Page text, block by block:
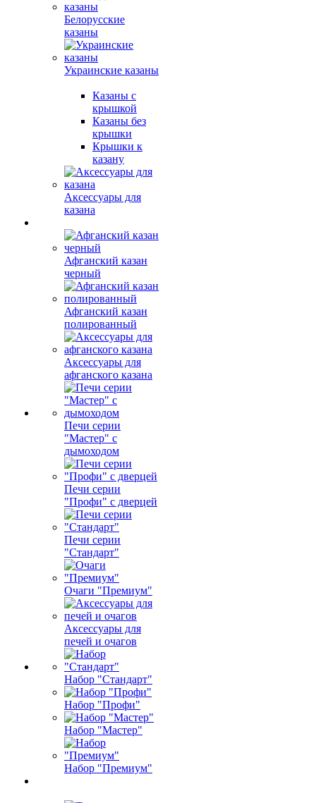
Белорусские
казаны
Украинские казаны
Казаны с
крышкой
Казаны без
крышки
Крышки к
казану
Аксессуары для
казана
Афганский казан
черный
Афганский казан
полированный
Аксессуары для
афганского казана
Печи серии
"Мастер" с
дымоходом
Печи серии
"Профи" с дверцей
Печи серии
"Стандарт"
Очаги "Премиум"
Аксессуары для
печей и очагов
Набор "Стандарт"
Набор "Профи"
Набор "Мастер"
Набор "Премиум"